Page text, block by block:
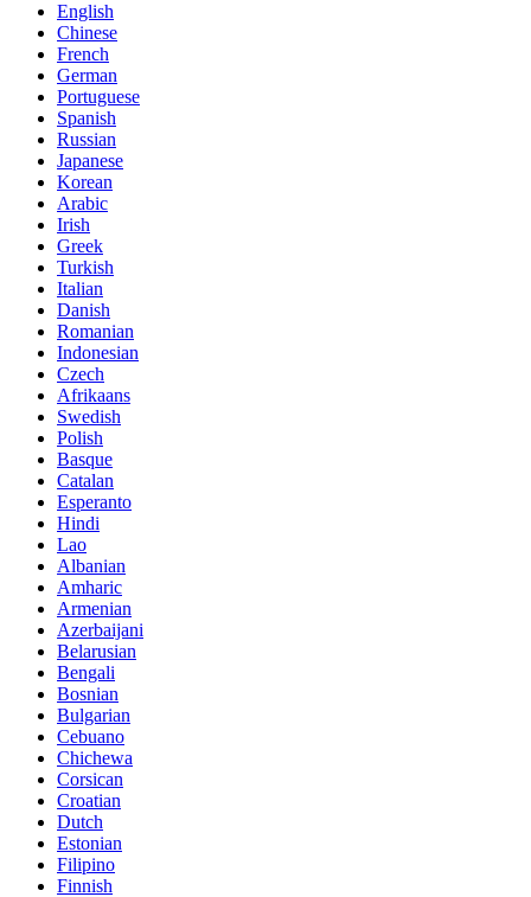
English
Chinese
French
German
Portuguese
Spanish
Russian
Japanese
Korean
Arabic
Irish
Greek
Turkish
Italian
Danish
Romanian
Indonesian
Czech
Afrikaans
Swedish
Polish
Basque
Catalan
Esperanto
Hindi
Lao
Albanian
Amharic
Armenian
Azerbaijani
Belarusian
Bengali
Bosnian
Bulgarian
Cebuano
Chichewa
Corsican
Croatian
Dutch
Estonian
Filipino
Finnish